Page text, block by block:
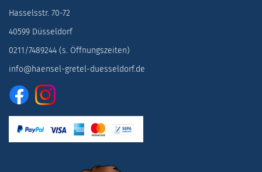
Hasselsstr. 70-72
40599 Düsseldorf
0211/7489244 (s. Öffnungszeiten)
info@haensel-gretel-duesseldorf.de